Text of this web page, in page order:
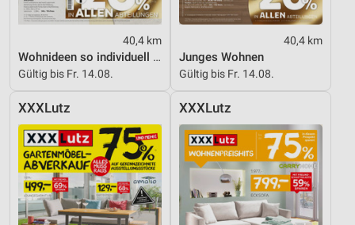
40,4 km
Wohnideen so individuell wie du!
Gültig bis Fr. 14.08.
40,4 km
Junges Wohnen
Gültig bis Fr. 14.08.
XXXLutz XXXLutz